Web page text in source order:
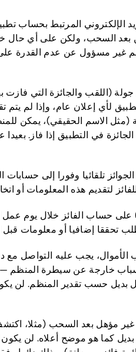
الإلكتروني المرتبط بحساب
غير مسؤول عن عدم القدرة
(اللقب والجائزة التي فازت
لأي إعلان عام، وإذا لم
الاسم الحقيقي)، يمكن
في التطبيق إذا فاز.
تلقائيا وفورا إلى
لتقديم هذه المعلومات أو
على حساب الفائز خلال يوم
قبل الاعتماد (كما هو موضح في
يجب عليه التواصل
خارجة عن سيطرة المنظم —
بديل حسب تقدير المنظم.
غير مؤهل بعد السحب (مثلا،
بديل كما هو موضح أعلاه.